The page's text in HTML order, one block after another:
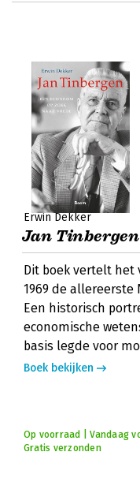
Erwin Dekker
Jan Tinbergen
Dit boek vertelt het
1969 de allereerste
Een historisch
economische
basis legde voor
Boek bekijken
Op voorraad | Vandaag
Gratis verzonden